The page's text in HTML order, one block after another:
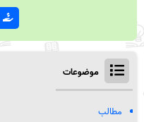
موضوعات
مطالب